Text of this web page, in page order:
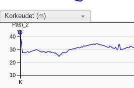
Korkeudet (m)
K
10
20
30
40
Pasi_2
Pasi_2